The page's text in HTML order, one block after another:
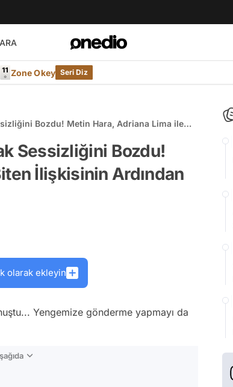
Zone Okey Seri Diz
Bozdu! Metin Hara, Adriana Lima ile
Sessizliğini Bozdu!
İlişkisinin Ardından
olarak ekleyin
Yengemize gönderme yapmayı da